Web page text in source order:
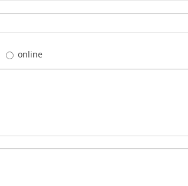
online